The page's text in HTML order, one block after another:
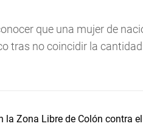
que una mujer de
tras no coincidir la
la Zona Libre de Colón contra